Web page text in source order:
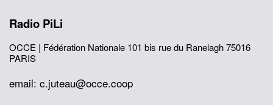
Radio PiLi
OCCE | Fédération Nationale 101 bis rue du Ranelagh75016
PARIS
email: c.juteau@occe.coop